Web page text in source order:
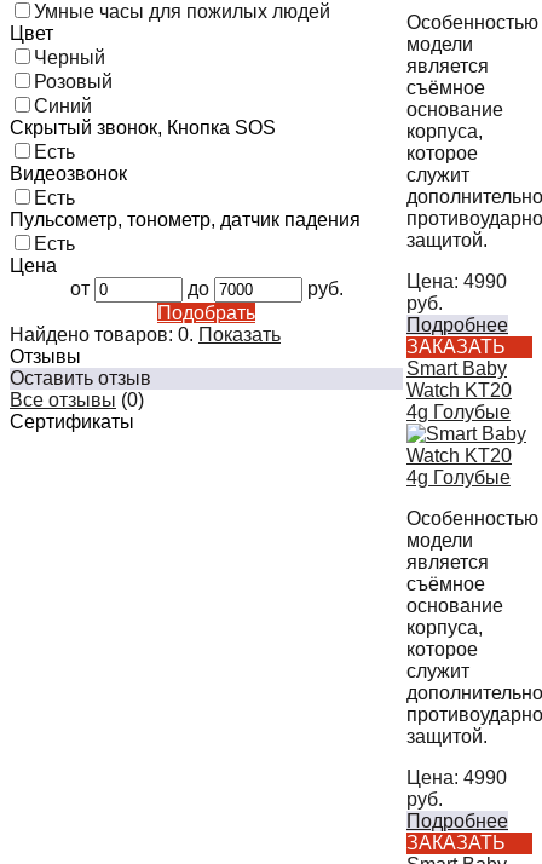
Умные часы для пожилых людей
Цвет
Черный
Розовый
Синий
Скрытый звонок, Кнопка SOS
Есть
Видеозвонок
Есть
Пульсометр, тонометр, датчик падения
Есть
Цена
от
до
руб.
Подобрать
Найдено товаров: 0. Показать
Отзывы
Оставить отзыв
Все отзывы (0)
Сертификаты
Особенностью
модели
является
съёмное
основание
корпуса,
которое
служит
защитой.
Цена: 4990
руб.
Подробнее
ЗАКАЗАТЬ
Smart Baby
Watch KT20
4g Голубые
Особенностью
модели
является
съёмное
основание
корпуса,
которое
служит
защитой.
Цена: 4990
руб.
Подробнее
ЗАКАЗАТЬ